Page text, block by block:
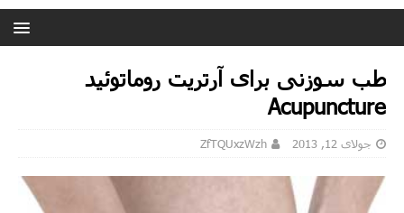
طب سوزنی برای آرتریت روماتوئید
Acupuncture
جولای 12, 2013 ZfTQUxzWzh